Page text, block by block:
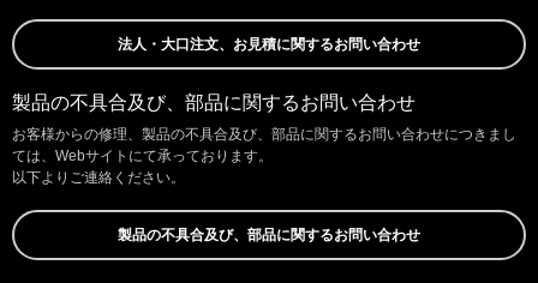
法人・大口注文、お見積に関するお問い合わせ
製品の不具合及び、部品に関するお問い合わせ
お客様からの修理、製品の不具合及び、部品に関するお問い合わせにつきまし
ては、Webサイトにて承っております。
以下よりご連絡ください。
製品の不具合及び、部品に関するお問い合わせ